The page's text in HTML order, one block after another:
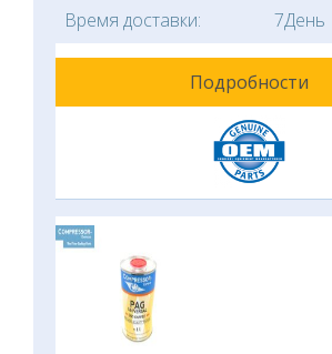
Время доставки:
7День
Подробности